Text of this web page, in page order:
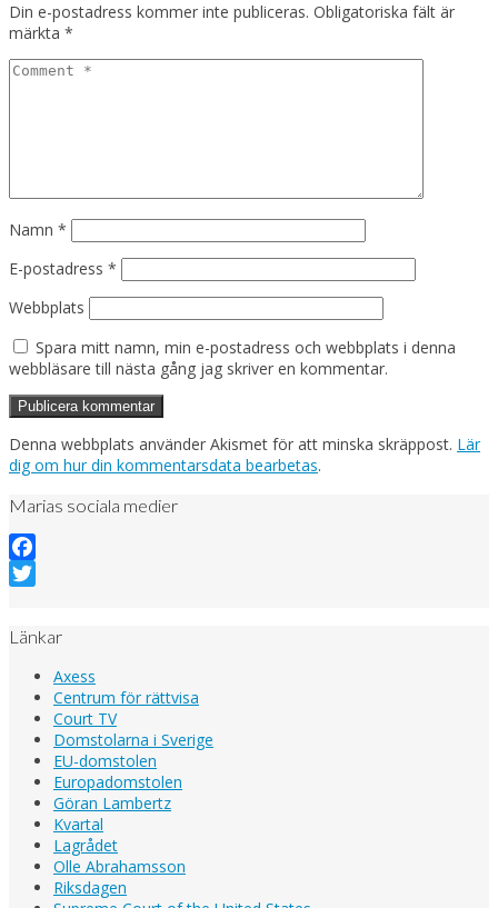
Din e-postadress kommer inte publiceras. Obligatoriska fält är
märkta *
Namn *
E-postadress *
Webbplats
Spara mitt namn, min e-postadress och webbplats i denna
webbläsare till nästa gång jag skriver en kommentar.
Denna webbplats använder Akismet för att minska skräppost. Lär
dig om hur din kommentarsdata bearbetas.
Marias sociala medier
Facebook
Länkar
Axess
Centrum för rättvisa
Court TV
Domstolarna i Sverige
EU-domstolen
Europadomstolen
Göran Lambertz
Kvartal
Lagrådet
Olle Abrahamsson
Riksdagen